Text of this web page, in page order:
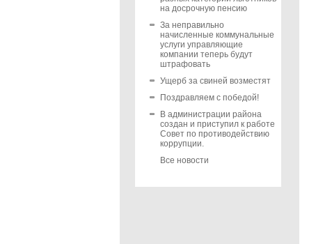
на досрочную пенсию
За неправильно
начисленные коммунальные
услуги управляющие
компании теперь будут
штрафовать
Ущерб за свиней возместят
Поздравляем с победой!
В администрации района
создан и приступил к работе
Совет по противодействию
коррупции.
Все новости